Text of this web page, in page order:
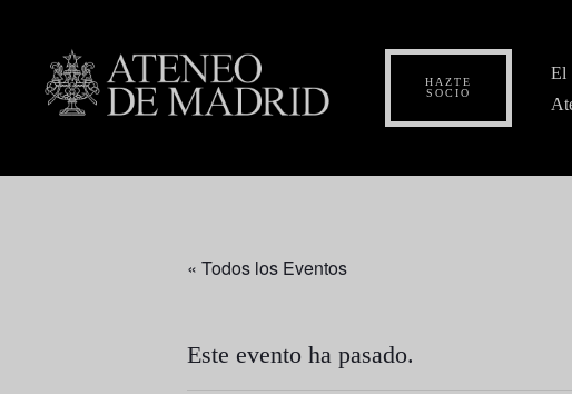
HAZTE
SOCIO
El
« Todos los Eventos
Este evento ha pasado.